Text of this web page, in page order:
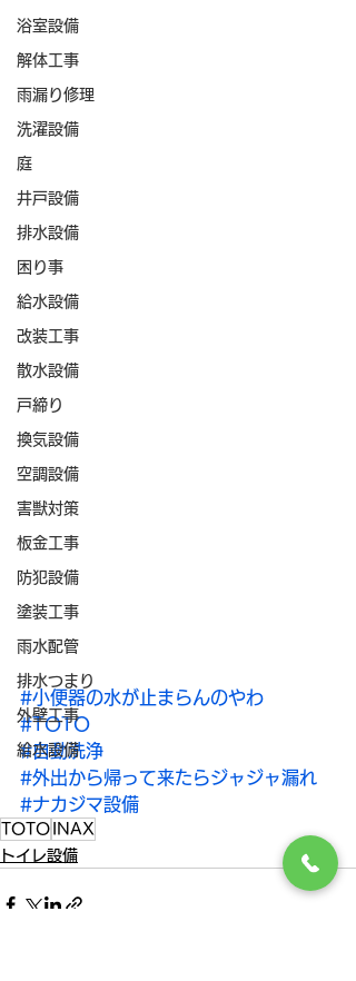
浴室設備
解体工事
雨漏り修理
洗濯設備
庭
井戸設備
排水設備
困り事
給水設備
改装工事
散水設備
戸締り
換気設備
空調設備
害獣対策
板金工事
防犯設備
塗装工事
雨水配管
排水つまり
外壁工事
給水設備
#小便器の水が止まらんのやわ
#TOTO
#自動洗浄
#外出から帰って来たらジャジャ漏れ
#ナカジマ設備
TOTO INAX
トイレ設備